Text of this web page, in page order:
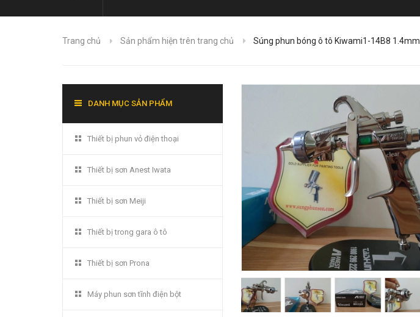
Trang chủ Sản phẩm hiện trên trang chủ Súng phun bóng ô tô Kiwami1-14B8 1.4mm
DANH MỤC SẢN PHẨM
Thiết bị phun vỏ điện thoại
Thiết bị sơn Anest Iwata
Thiết bị sơn Meiji
Thiết bị trong gara ô tô
Thiết bị sơn Prona
Máy phun sơn tĩnh điện bột